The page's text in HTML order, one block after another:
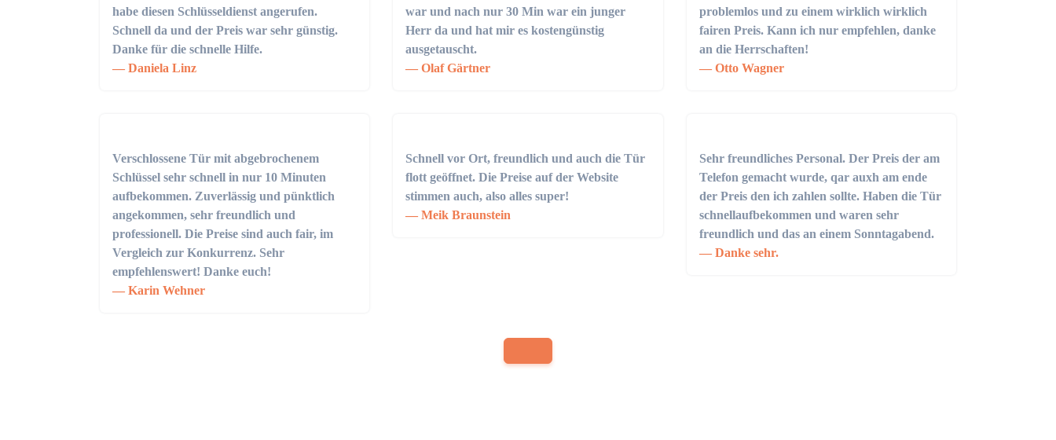
habe diesen Schlüsseldienst angerufen.
Schnell da und der Preis war sehr günstig.
Danke für die schnelle Hilfe.
Daniela Linz
war und nach nur 30 Min war ein junger
Herr da und hat mir es kostengünstig
ausgetauscht.
Olaf Gärtner
problemlos und zu einem wirklich wirklich
fairen Preis. Kann ich nur empfehlen, danke
an die Herrschaften!
Otto Wagner
Verschlossene Tür mit abgebrochenem
Schlüssel sehr schnell in nur 10 Minuten
aufbekommen. Zuverlässig und pünktlich
angekommen, sehr freundlich und
professionell. Die Preise sind auch fair, im
Vergleich zur Konkurrenz. Sehr
empfehlenswert! Danke euch!
Karin Wehner
Schnell vor Ort, freundlich und auch die Tür
flott geöffnet. Die Preise auf der Website
stimmen auch, also alles super!
Meik Braunstein
Sehr freundliches Personal. Der Preis der am
Telefon gemacht wurde, qar auxh am ende
der Preis den ich zahlen sollte. Haben die Tür
schnellaufbekommen und waren sehr
freundlich und das an einem Sonntagabend.
Danke sehr.